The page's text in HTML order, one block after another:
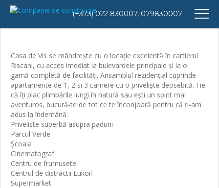
Casa de Vis se mândreşte cu o locaţie excelentă în cartierul
Riscani, cu acces imediat la bulevardele principale şi la o
gamă completă de facilităţi. Ansamblul rezidenţial cuprinde
apartamente de 1, 2 si 3 camere cu o privelişte deosebită. Fie
că îţi plac plimbările lungi în natură sau eşti un spirit mai
aventuros, bucură-te de tot ce te înconjoară pentru că ţi-am
adus la îndemână:
Privelişte superbă asupra padurii
Parcul Verde
Şcoala
Cinematograf
Centru de frumusete
Centrul de distractii Lukoil
Supermarket
(+373) 022 830007, 079830007